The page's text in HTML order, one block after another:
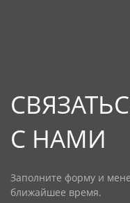
С НАМИ
Заполните форму и
ближайшее время.